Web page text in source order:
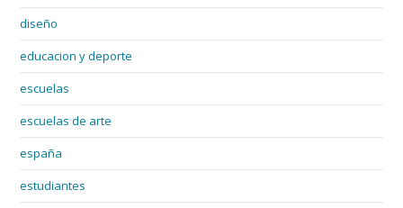
diseño
educacion y deporte
escuelas
escuelas de arte
españa
estudiantes